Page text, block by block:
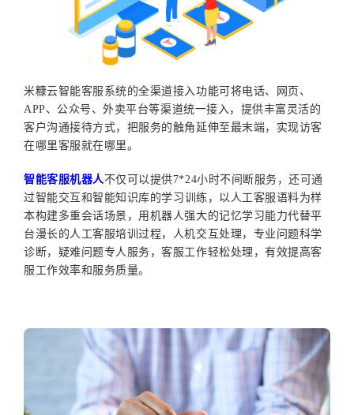
米糠云智能客服系统的全渠道接入功能可将电话、 网页 、
APP、 公众号 、外卖平台等渠道统一接入，提供丰富灵活的
客户沟通接待方式，把服务的触角延伸至最末端，实现访客
在哪里客服就在哪里。
智能客服机器人不仅可以提供7*24小时不间断服务，还可通
过智能交互和智能知识库的学习训练，以人工客服语料为样
本构建多重会话场景，用机器人强大的记忆学习能力代替平
台漫长的人工客服培训过程，人机交互处理，专业问题科学
诊断，疑难问题专人服务，客服工作轻松处理，有效提高客
服工作效率和服务质量。